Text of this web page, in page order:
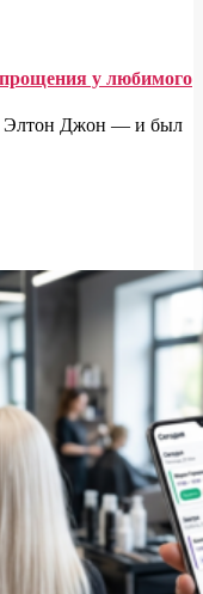
у любимого
Элтон Джон — и был